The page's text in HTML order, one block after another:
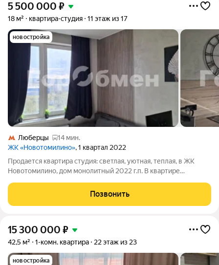
5 500 000 ₽
18 м² квартира-студия 11 этаж из 17
новостройка
Люберцы
14 мин.
ЖК «Новотомилино», 1 квартал 2022
Продается квaртиpа студия: светлая, уютная, теплая, в ЖК
Новотомилино, дом монолитный 2022 г.п. В квартире
проживания: кухонный гарнитур, спальные места, мебель и
бытовая техника. Развитая
Позвонить
15 300 000 ₽
42,5 м² 1-комн. квартира 22 этаж из 23
новостройка